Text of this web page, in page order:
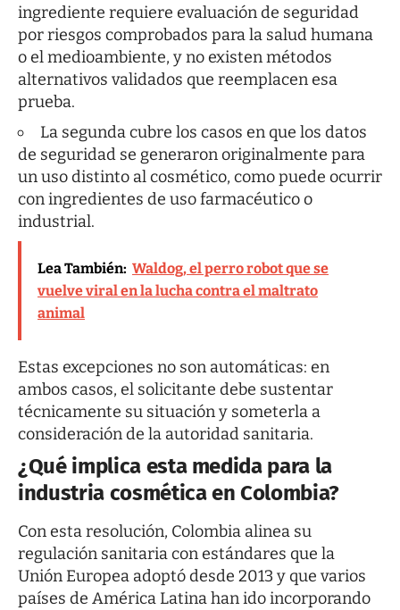
ingrediente requiere evaluación de seguridad
por riesgos comprobados para la salud humana
o el medioambiente, y no existen métodos
alternativos validados que reemplacen esa
prueba.
La segunda cubre los casos en que los datos
de seguridad se generaron originalmente para
un uso distinto al cosmético, como puede ocurrir
con ingredientes de uso farmacéutico o
industrial.
Lea También: Waldog, el perro robot que se
vuelve viral en la lucha contra el maltrato
animal
Estas excepciones no son automáticas: en
ambos casos, el solicitante debe sustentar
técnicamente su situación y someterla a
consideración de la autoridad sanitaria.
¿Qué implica esta medida para la
industria cosmética en Colombia?
Con esta resolución, Colombia alinea su
regulación sanitaria con estándares que la
Unión Europea adoptó desde 2013 y que varios
países de América Latina han ido incorporando